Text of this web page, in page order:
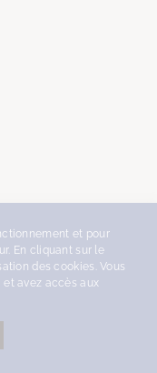
et pour
En cliquant sur le
des cookies. Vous
avez accès aux